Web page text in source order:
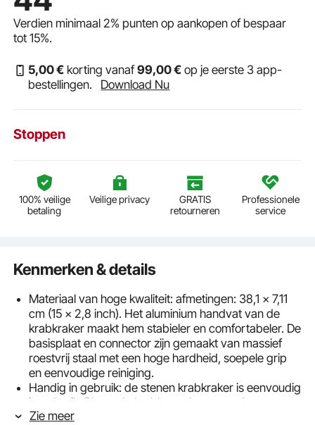
Verdien minimaal2% punten op aankopen of bespaar
tot15%.
5,00€ korting vanaf99,00€ op je eerste 3 app-
bestellingen.
Download Nu
Stoppen
100% veilige
betaling
Veilige privacy GRATIS
retourneren
Professionele
service
Kenmerken & details
Materiaal van hoge kwaliteit: afmetingen: 38,1 x 7,11
cm (15 x 2,8 inch). Het aluminium handvat van de
krabkraker maakt hem stabieler en comfortabeler. De
basisplaat en connector zijn gemaakt van massief
roestvrij staal met een hoge hardheid, soepele grip
en eenvoudige reiniging.
Handig in gebruik: de stenen krabkraker is eenvoudig
in gebruik. Plaats de krabbenscharen op de
bodemplaat. Druk vervolgens voorzichtig op de
Zie meer